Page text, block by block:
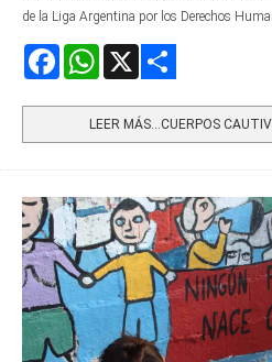
de la Liga Argentina por los Derechos
FacebookWhatsApp
LEER MÁS…CUERPOS